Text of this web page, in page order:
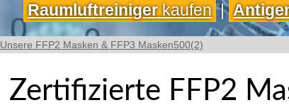
Raumluftreinigerkaufen |
Unsere FFP2 Masken & FFP3 Masken500(2)
Zertifizierte FFP2